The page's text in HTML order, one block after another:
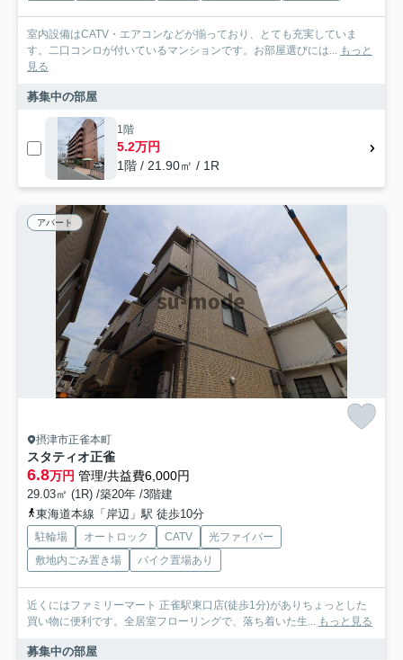
室内設備はCATV・エアコンなどが揃っており、とても充実していま
す。二口コンロが付いているマンションです。お部屋選びには... もっと
見る
募集中の部屋
1階
5.2万円
1階 / 21.90㎡ / 1R
アパート
摂津市正雀本町
スタティオ正雀
6.8万円 管理/共益費6,000円
29.03㎡ (1R) /築20年 /3階建
東海道本線「岸辺」駅 徒歩10分
駐輪場 オートロック CATV
光ファイバー
敷地内ごみ置き場
バイク置場あり
近くにはファミリーマート 正雀駅東口店(徒歩1分)がありちょっとした
買い物に便利です。全居室フローリングで、落ち着いた生... もっと見る
募集中の部屋